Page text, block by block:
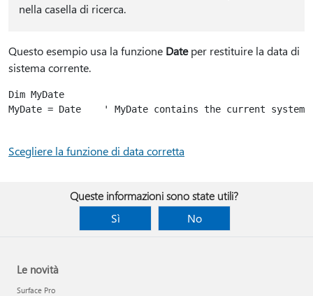
nella casella di ricerca.
Questo esempio usa la funzione Dateper restituire la data di
sistema corrente.
Dim MyDate
MyDate = Date    ' MyDate contains the current system
Scegliere la funzione di data corretta
Queste informazioni sono state utili?
Sì
No
Le novità
Surface Pro